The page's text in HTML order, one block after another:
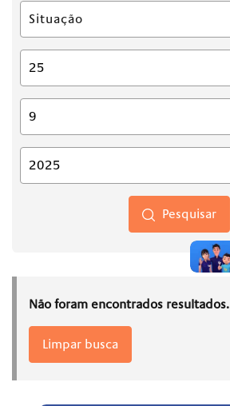
Pesquisar
Não foram encontrados resultados.
Limpar busca